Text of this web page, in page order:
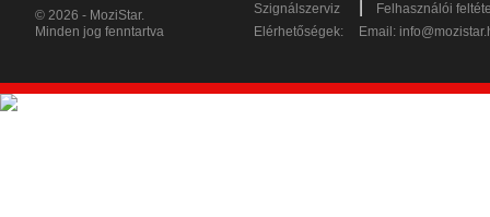
© 2026 - MoziStar.
Minden jog fenntartva
Szignálszerviz
Felhasználói
Elérhetőségek:
Email: